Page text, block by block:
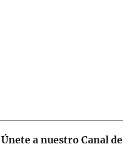
Únete a nuestro Canal de